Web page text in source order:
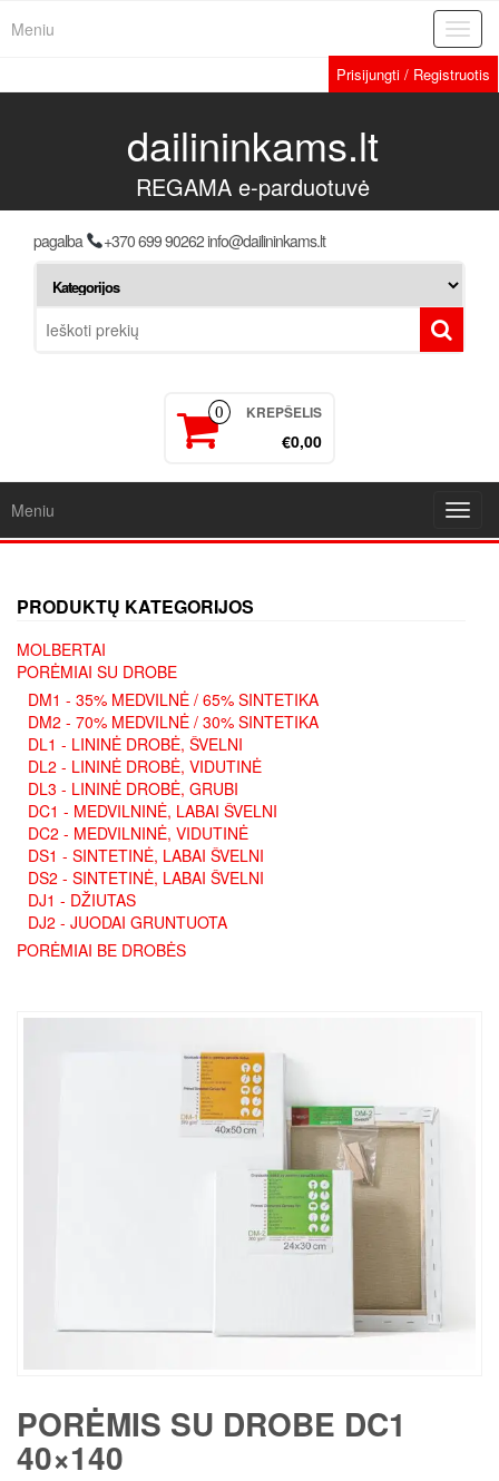
Meniu
Prisijungti / Registruotis
dailininkams.lt
REGAMA e-parduotuvė
pagalba +370 699 90262 info@dailininkams.lt
0 KREPŠELIS
€0,00
Meniu
PRODUKTŲ KATEGORIJOS
MOLBERTAI
PORĖMIAI SU DROBE
DM1 - 35% MEDVILNĖ / 65% SINTETIKA
DM2 - 70% MEDVILNĖ / 30% SINTETIKA
DL1 - LININĖ DROBĖ, ŠVELNI
DL2 - LININĖ DROBĖ, VIDUTINĖ
DL3 - LININĖ DROBĖ, GRUBI
DC1 - MEDVILNINĖ, LABAI ŠVELNI
DC2 - MEDVILNINĖ, VIDUTINĖ
DS1 - SINTETINĖ, LABAI ŠVELNI
DS2 - SINTETINĖ, LABAI ŠVELNI
DJ1 - DŽIUTAS
DJ2 - JUODAI GRUNTUOTA
PORĖMIAI BE DROBĖS
PORĖMIS SU DROBE DC1
40×140